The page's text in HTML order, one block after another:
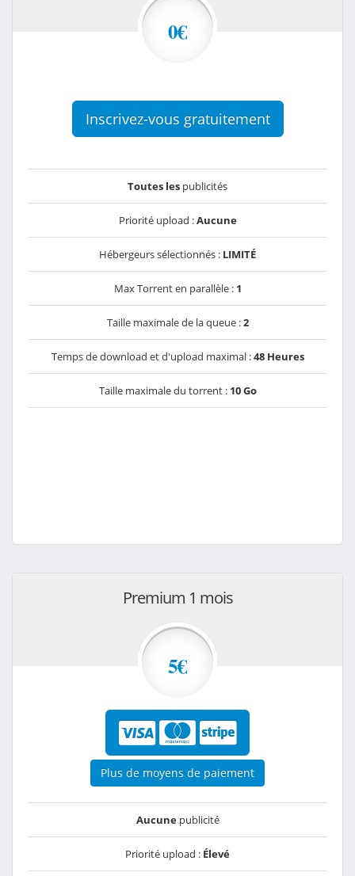
0€
Inscrivez-vous gratuitement
Toutes les publicités
Priorité upload :Aucune
Hébergeurs sélectionnés : LIMITÉ
Max Torrent en parallèle : 1
Taille maximale de la queue :2
Temps de download et d'upload maximal :48 Heures
Taille maximale du torrent : 10 Go
Premium 1 mois
5€
Plus de moyens de paiement
Aucunepublicité
Priorité upload : Élevé